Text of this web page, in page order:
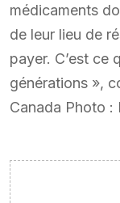
médicaments
de leur lieu de
payer. C’est ce
générations »,
Canada Photo